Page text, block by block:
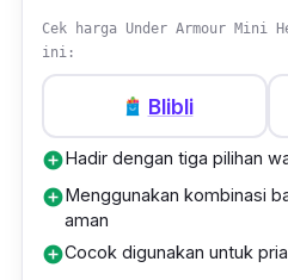
juga jadi aksesoris
yang menggunakannya.
Cek harga Under Armour Mini
ini:
Blibli
add_circle Hadir dengan tiga pilihan
add_circle Menggunakan kombinasi
aman
add_circleCocok digunakan untuk